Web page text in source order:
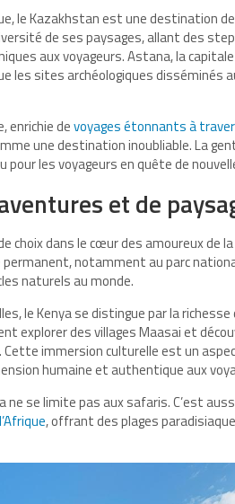
le Kazakhstan est une destination
de ses paysages, allant des
aux voyageurs. Astana, la
les sites archéologiques
enrichie devoyages étonnants à
une destination inoubliable. La
pour les voyageurs en quête de
et de
choix dans le cœur des amoureux de
notamment au parc
naturels au monde.
le Kenya se distingue par la
explorer des villages Maasai et
immersion culturelle est un
humaine et authentique aux
ne se limite pas aux safaris. C’est
, offrant des plages